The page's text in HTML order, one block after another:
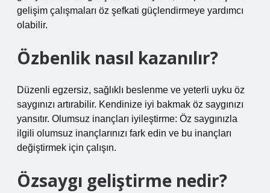
gelişim çalışmaları öz şefkati güçlendirmeye yardımcı
olabilir.
Özbenlik nasıl kazanılır?
Düzenli egzersiz, sağlıklı beslenme ve yeterli uyku öz
saygınızı artırabilir. Kendinize iyi bakmak öz saygınızı
yansıtır. Olumsuz inançları iyileştirme: Öz saygınızla
ilgili olumsuz inançlarınızı fark edin ve bu inançları
değiştirmek için çalışın.
Özsaygı geliştirme nedir?